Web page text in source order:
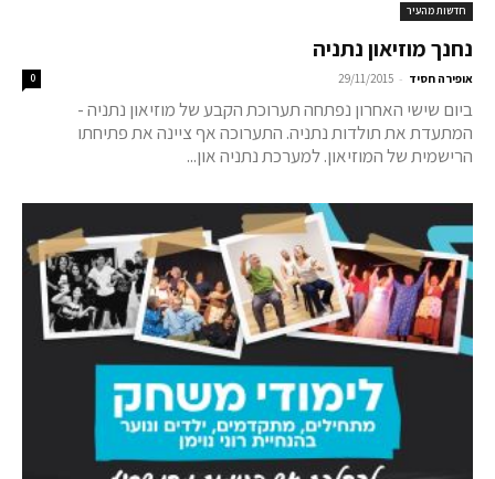
חדשות מהעיר
נחנך מוזיאון נתניה
אופירה חסיד -
29/11/2015
0
ביום שישי האחרון נפתחה תערוכת הקבע של מוזיאון נתניה -
המתעדת את תולדות נתניה. התערוכה אף ציינה את פתיחתו
הרישמית של המוזיאון. למערכת נתניה און...